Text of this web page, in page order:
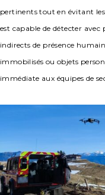
pertinents tout en évitant
est capable de détecter avec
indirects de présence
immobilisés ou objets
immédiate aux équipes de